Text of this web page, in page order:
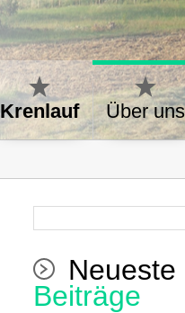
Krenlauf Über uns
Neueste
Beiträge